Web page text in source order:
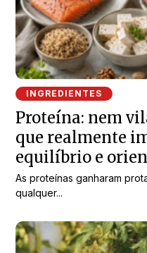
INGREDIENTES
Proteína: nem
que realmente
equilíbrio e
As proteínas ganharam
qualquer...